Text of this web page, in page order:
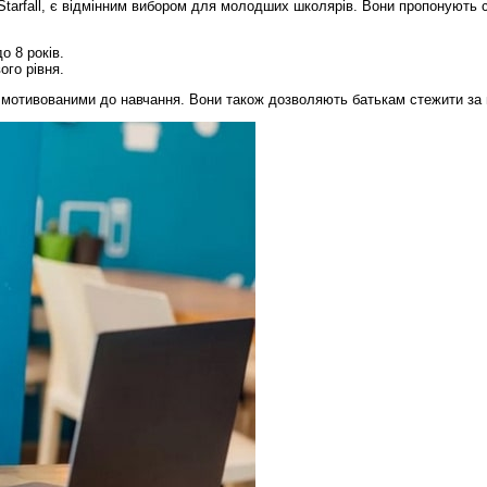
є відмінним вибором для молодших школярів. Вони пропонують
8 років.
рівня.
до навчання. Вони також дозволяють батькам стежити за